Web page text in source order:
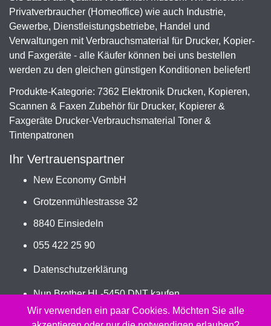
Privatverbraucher (Homeoffice) wie auch Industrie,
Gewerbe, Dienstleistungsbetriebe, Handel und
Verwaltungen mit Verbrauchsmaterial für Drucker, Kopier-
und Faxgeräte - alle Käufer können bei uns bestellen
werden zu den gleichen günstigen Konditionen beliefert!
Produkte-Kategorie: 7362 Elektronik Drucken, Kopieren,
Scannen & Faxen Zubehör für Drucker, Kopierer &
Faxgeräte Drucker-Verbrauchsmaterial Toner &
Tintenpatronen
Ihr Vertrauenspartner
New Economy GmbH
Grotzenmühlestrasse 32
8840 Einsiedeln
055 422 25 90
Datenschutzerklärung
Nun Brother HL-5450 DNT kaufen
Jetzt TN-3330 bestellen
Wir verwenden ein paar Cookies. Möchten Sie alle